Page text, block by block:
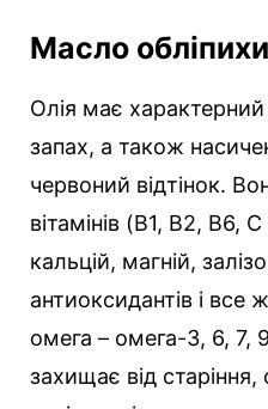
Масло обліпихи
Олія має
запах, а також
червоний відтінок.
вітамінів (B1, B2, B6,
кальцій, магній,
антиоксидантів і все
омега – омега-3, 6, 7,
захищає від